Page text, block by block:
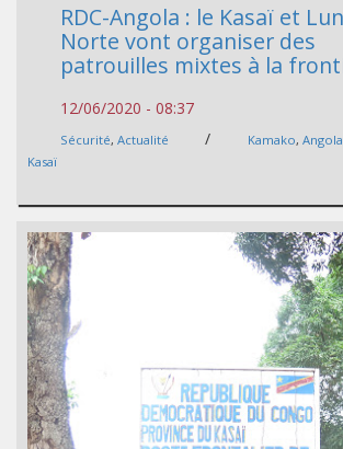
RDC-Angola : le Kasaï et
Norte vont organiser des
patrouilles mixtes à la
12/06/2020 - 08:37
Sécurité, Actualité / Kamako, Angola
Kasaï